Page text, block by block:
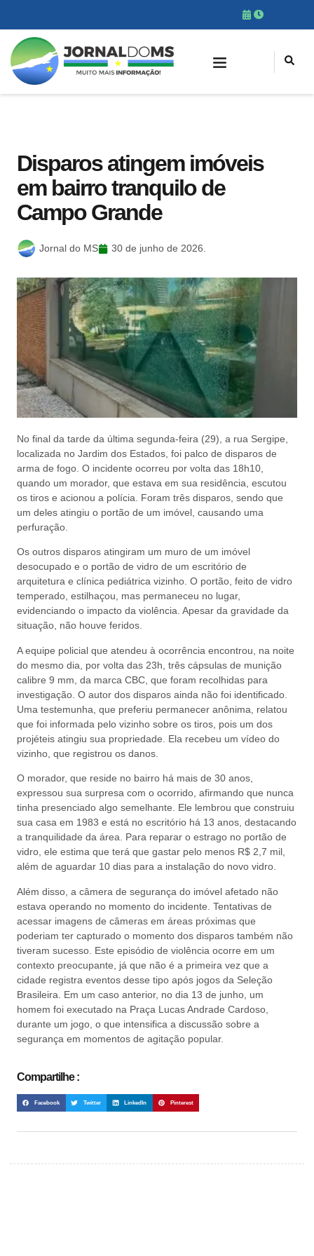
Disparos atingem imóveis
em bairro tranquilo de
Campo Grande
Jornal do MS 30 de junho de 2026.
No final da tarde da última segunda-feira (29), a rua Sergipe,
localizada no Jardim dos Estados, foi palco de disparos de
arma de fogo. O incidente ocorreu por volta das 18h10,
quando um morador, que estava em sua residência, escutou
os tiros e acionou a polícia. Foram três disparos, sendo que
um deles atingiu o portão de um imóvel, causando uma
perfuração.
Os outros disparos atingiram um muro de um imóvel
desocupado e o portão de vidro de um escritório de
arquitetura e clínica pediátrica vizinho. O portão, feito de vidro
temperado, estilhaçou, mas permaneceu no lugar,
evidenciando o impacto da violência. Apesar da gravidade da
situação, não houve feridos.
A equipe policial que atendeu à ocorrência encontrou, na noite
do mesmo dia, por volta das 23h, três cápsulas de munição
calibre 9 mm, da marca CBC, que foram recolhidas para
investigação. O autor dos disparos ainda não foi identificado.
Uma testemunha, que preferiu permanecer anônima, relatou
que foi informada pelo vizinho sobre os tiros, pois um dos
projéteis atingiu sua propriedade. Ela recebeu um vídeo do
vizinho, que registrou os danos.
O morador, que reside no bairro há mais de 30 anos,
expressou sua surpresa com o ocorrido, afirmando que nunca
tinha presenciado algo semelhante. Ele lembrou que construiu
sua casa em 1983 e está no escritório há 13 anos, destacando
a tranquilidade da área. Para reparar o estrago no portão de
vidro, ele estima que terá que gastar pelo menos R$ 2,7 mil,
além de aguardar 10 dias para a instalação do novo vidro.
Além disso, a câmera de segurança do imóvel afetado não
estava operando no momento do incidente. Tentativas de
acessar imagens de câmeras em áreas próximas que
poderiam ter capturado o momento dos disparos também não
tiveram sucesso. Este episódio de violência ocorre em um
contexto preocupante, já que não é a primeira vez que a
cidade registra eventos desse tipo após jogos da Seleção
Brasileira. Em um caso anterior, no dia 13 de junho, um
homem foi executado na Praça Lucas Andrade Cardoso,
durante um jogo, o que intensifica a discussão sobre a
segurança em momentos de agitação popular.
Compartilhe :
Facebook Twitter LinkedIn Pinterest